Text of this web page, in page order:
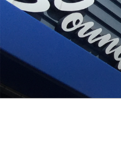
ン
ス